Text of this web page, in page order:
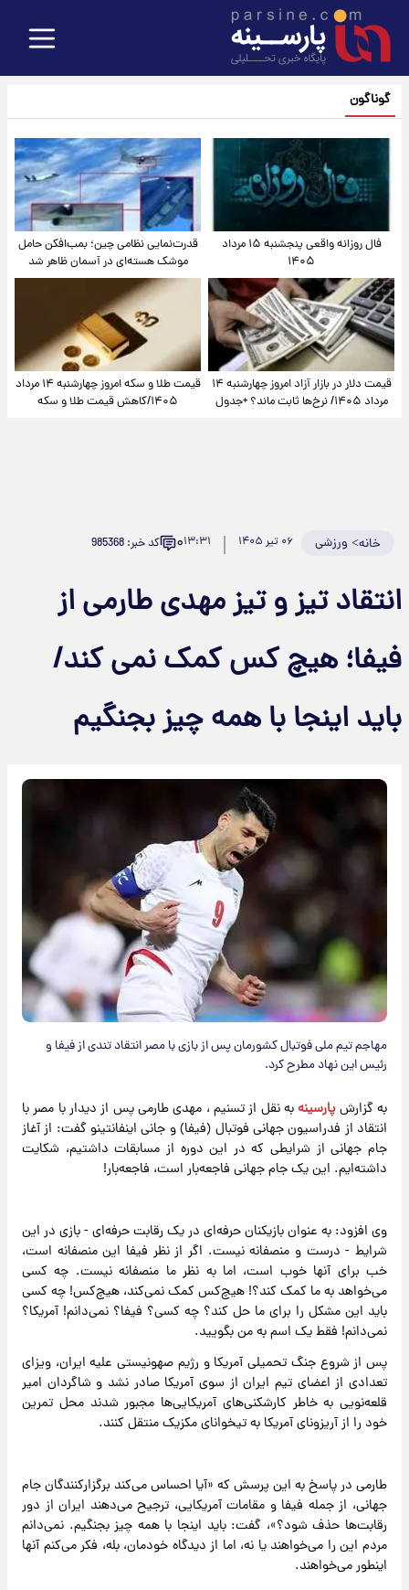
گوناگون
فال روزانه واقعی پنجشنبه ۱۵ مرداد
۱۴۰۵
قدرت‌نمایی نظامی چین؛ بمب‌افکن حامل
موشک هسته‌ای در آسمان ظاهر شد
قیمت دلار در بازار آزاد امروز چهارشنبه ۱۴
مرداد ۱۴۰۵/ نرخ‌ها ثابت ماند؟ +جدول
قیمت طلا و سکه امروز چهارشنبه ۱۴ مرداد
۱۴۰۵/کاهش قیمت طلا و سکه
خانه> ورزشی ۰۶ تیر ۱۴۰۵ ۱۳:۳۱۰ کد خبر: 985368
انتقاد تیز و تیز مهدی طارمی از
فیفا؛ هیچ کس کمک نمی کند/
باید اینجا با همه چیز بجنگیم
مهاجم تیم ملی فوتبال کشورمان پس از بازی با مصر انتقاد تندی از فیفا و
رئیس این نهاد مطرح کرد.
به گزارشپارسینهبه نقل از تسنیم ، مهدی طارمی پس از دیدار با مصر با
انتقاد از فدراسیون جهانی فوتبال (فیفا) و جانی اینفانتینو گفت: از آغاز
جام جهانی از شرایطی که در این دوره از مسابقات داشتیم، شکایت
داشته‌ایم. این یک جام جهانی فاجعه‌بار است، فاجعه‌بار!
وی افزود: به عنوان بازیکنان حرفه‌ای در یک رقابت حرفه‌ای - بازی در این
شرایط - درست و منصفانه نیست. اگر از نظر فیفا این منصفانه است،
خب برای آنها خوب است، اما به نظر ما منصفانه نیست. چه کسی
می‌خواهد به ما کمک کند؟! هیچ‌کس کمک نمی‌کند، هیچ‌کس! چه کسی
باید این مشکل را برای ما حل کند؟ چه کسی؟ فیفا؟ نمی‌دانم! آمریکا؟
نمی‌دانم! فقط یک اسم به من بگویید.
پس از شروع جنگ تحمیلی آمریکا و رژیم صهونیستی علیه ایران، ویزای
تعدادی از اعضای تیم ایران از سوی آمریکا صادر نشد و شاگردان امیر
قلعه‌نویی به خاطر کارشکنی‌های آمریکایی‌ها مجبور شدند محل تمرین
خود را از آریزونای آمریکا به تیخوانای مکزیک منتقل کنند.
طارمی در پاسخ به این پرسش که «آیا احساس می‌کند برگزارکنندگان جام
جهانی، از جمله فیفا و مقامات آمریکایی، ترجیح می‌دهند ایران از دور
رقابت‌ها حذف شود؟»، گفت: باید اینجا با همه چیز بجنگیم. نمی‌دانم
مردم این را می‌خواهند یا نه، اما از دیدگاه خودمان، بله، فکر می‌کنم آنها
اینطور می‌خواهند.